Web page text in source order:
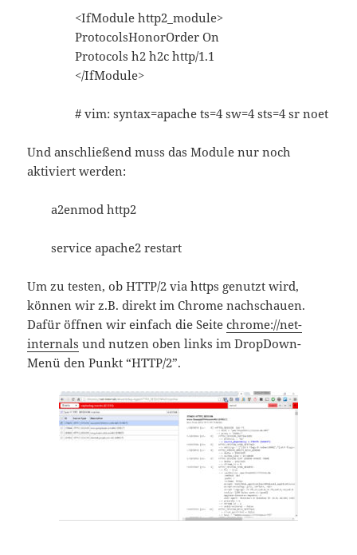
<IfModule http2_module>
ProtocolsHonorOrder On
Protocols h2 h2c http/1.1
</IfModule>
# vim: syntax=apache ts=4 sw=4 sts=4 sr noet
Und anschließend muss das Module nur noch
aktiviert werden:
a2enmod http2
service apache2 restart
Um zu testen, ob HTTP/2 via https genutzt wird,
können wir z.B. direkt im Chrome nachschauen.
Dafür öffnen wir einfach die Seitechrome://net-
internals und nutzen oben links im DropDown-
Menü den Punkt “HTTP/2”.